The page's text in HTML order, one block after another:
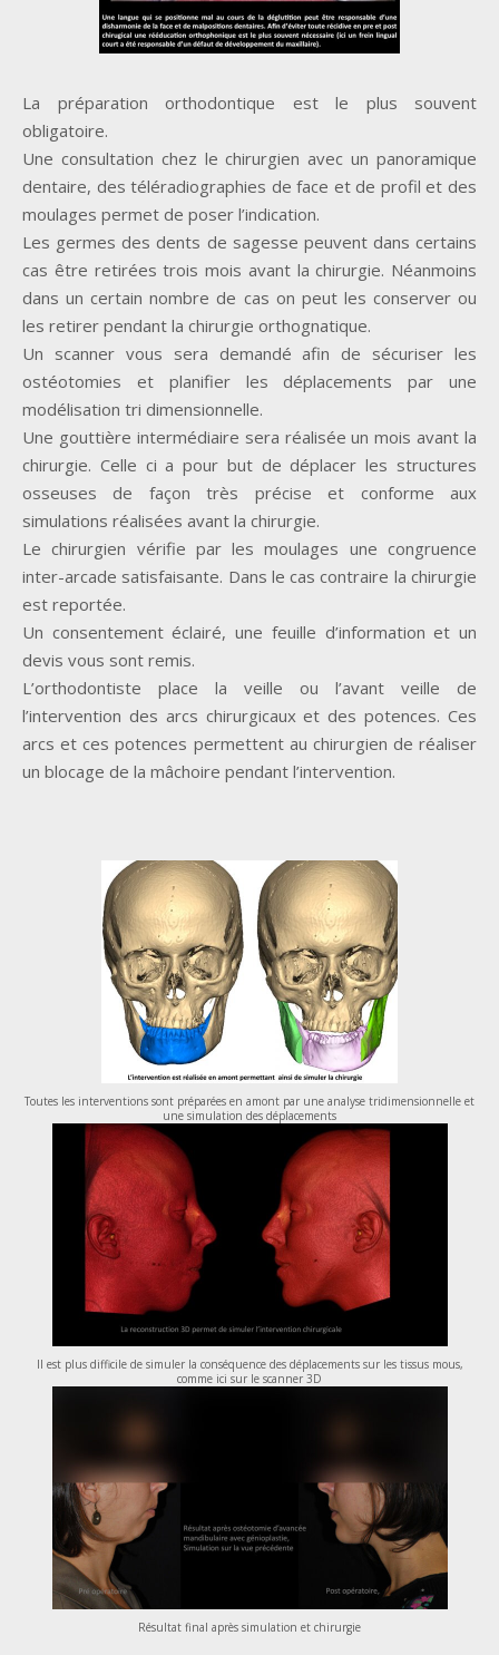
La préparation orthodontique est le plus souvent
obligatoire.
Une consultation chez le chirurgien avec un panoramique
dentaire, des téléradiographies de face et de profil et des
moulages permet de poser l’indication.
Les germes des dents de sagesse peuvent dans certains
cas être retirées trois mois avant la chirurgie. Néanmoins
dans un certain nombre de cas on peut les conserver ou
les retirer pendant la chirurgie orthognatique.
Un scanner vous sera demandé afin de sécuriser les
ostéotomies et planifier les déplacements par une
modélisation tri dimensionnelle.
Une gouttière intermédiaire sera réalisée un mois avant la
chirurgie. Celle ci a pour but de déplacer les structures
osseuses de façon très précise et conforme aux
simulations réalisées avant la chirurgie.
Le chirurgien vérifie par les moulages une congruence
inter-arcade satisfaisante. Dans le cas contraire la chirurgie
est reportée.
Un consentement éclairé, une feuille d’information et un
devis vous sont remis.
L’orthodontiste place la veille ou l’avant veille de
l’intervention des arcs chirurgicaux et des potences. Ces
arcs et ces potences permettent au chirurgien de réaliser
un blocage de la mâchoire pendant l’intervention.
Toutes les interventions sont préparées en amont par une analyse tridimensionnelle et
une simulation des déplacements
Il est plus difficile de simuler la conséquence des déplacements sur les tissus mous,
comme ici sur le scanner 3D
Résultat final après simulation et chirurgie